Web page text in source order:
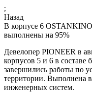
;
Назад
В корпусе 6
выполнены на 95%
Девелопер PIONEER в
корпусов 5 и 6 в составе
завершились работы по
территории. Выполнена
инженерных систем.